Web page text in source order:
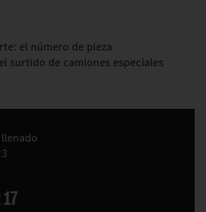
el número de pieza
surtido de camiones especiales